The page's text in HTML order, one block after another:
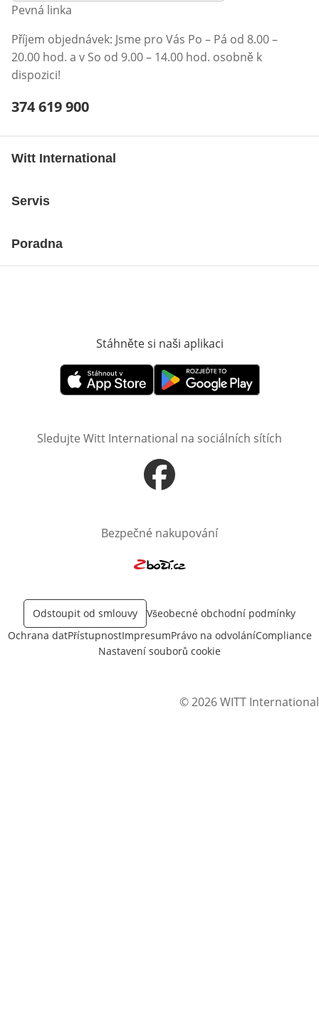
Pevná linka
Příjem objednávek: Jsme pro Vás Po – Pá od 8.00 –
20.00 hod. a v So od 9.00 – 14.00 hod. osobně k
dispozici!
Telefonní číslo:
374 619 900
Witt International
Servis
Poradna
Stáhněte si naši aplikaci
Otevře v novém okněOtevře v novém okně
Sledujte Witt International na sociálních sítích
Otevře v novém okně
Bezpečné nakupování
Odstoupit od smlouvy
Všeobecné obchodní podmínky
Ochrana datPřístupnostImpresumPrávo na odvoláníCompliance
Nastavení souborů cookie
© 2026 WITT International